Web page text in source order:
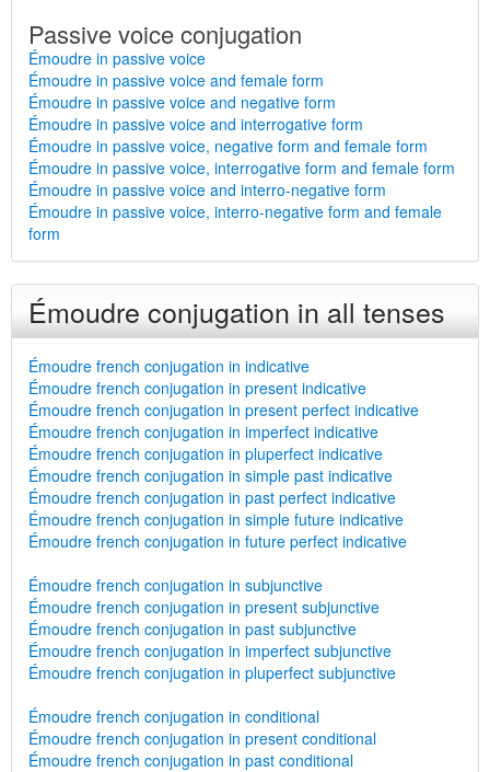
Passive voice conjugation
Émoudre in passive voice
Émoudre in passive voice and female form
Émoudre in passive voice and negative form
Émoudre in passive voice and interrogative form
Émoudre in passive voice, negative form and female form
Émoudre in passive voice, interrogative form and female form
Émoudre in passive voice and interro-negative form
Émoudre in passive voice, interro-negative form and female
form
Émoudre conjugation in all tenses
Émoudre french conjugation in indicative
Émoudre french conjugation in present indicative
Émoudre french conjugation in present perfect indicative
Émoudre french conjugation in imperfect indicative
Émoudre french conjugation in pluperfect indicative
Émoudre french conjugation in simple past indicative
Émoudre french conjugation in past perfect indicative
Émoudre french conjugation in simple future indicative
Émoudre french conjugation in future perfect indicative
Émoudre french conjugation in subjunctive
Émoudre french conjugation in present subjunctive
Émoudre french conjugation in past subjunctive
Émoudre french conjugation in imperfect subjunctive
Émoudre french conjugation in pluperfect subjunctive
Émoudre french conjugation in conditional
Émoudre french conjugation in present conditional
Émoudre french conjugation in past conditional